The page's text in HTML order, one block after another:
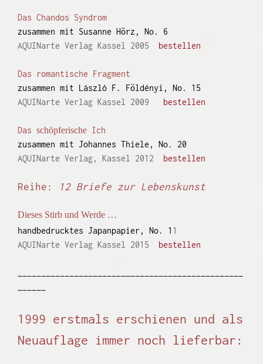
Das Chandos Syndrom
zusammen mit Susanne Hörz, No. 6
AQUINarte Verlag Kassel 2005 bestellen
Das romantische Fragment
zusammen mit László F. Földényi, No. 15
AQUINarte Verlag Kassel 2009 bestellen
Das schöpferische Ich
zusammen mit Johannes Thiele, No. 20
AQUINarte Verlag, Kassel 2012 bestellen
Reihe: 12 Briefe zur Lebenskunst
Dieses Stirb und Werde …
handbedrucktes Japanpapier, No. 1 1
AQUINarte Verlag Kassel 2015 bestellen
1999 erstmals erschienen und als
Neuauflage immer noch lieferbar: